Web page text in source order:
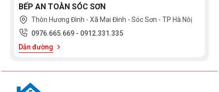
BẾP AN TOÀN SÓC SƠN
Thôn Hương Đình - Xã Mai Đình - Sóc Sơn - TP Hà Nôị
0976.665.669 - 0912.331.335
Dẫn đường